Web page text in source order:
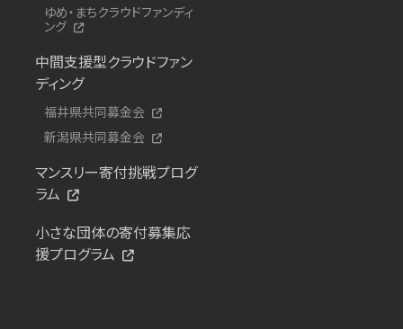
ゆめ・まちクラウドファンディ
ング
中間支援型クラウドファン
ディング
福井県共同募金会
新潟県共同募金会
マンスリー寄付挑戦プログ
ラム
小さな団体の寄付募集応
援プログラム